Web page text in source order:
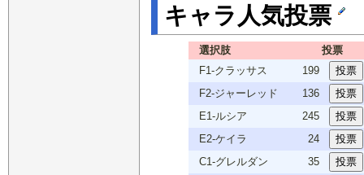
キャラ人気投票
選択肢
投票
F1-クラッサス
199
F2-ジャーレッド
136
E1-ルシア
245
E2-ケイラ
24
C1-グレルダン
35